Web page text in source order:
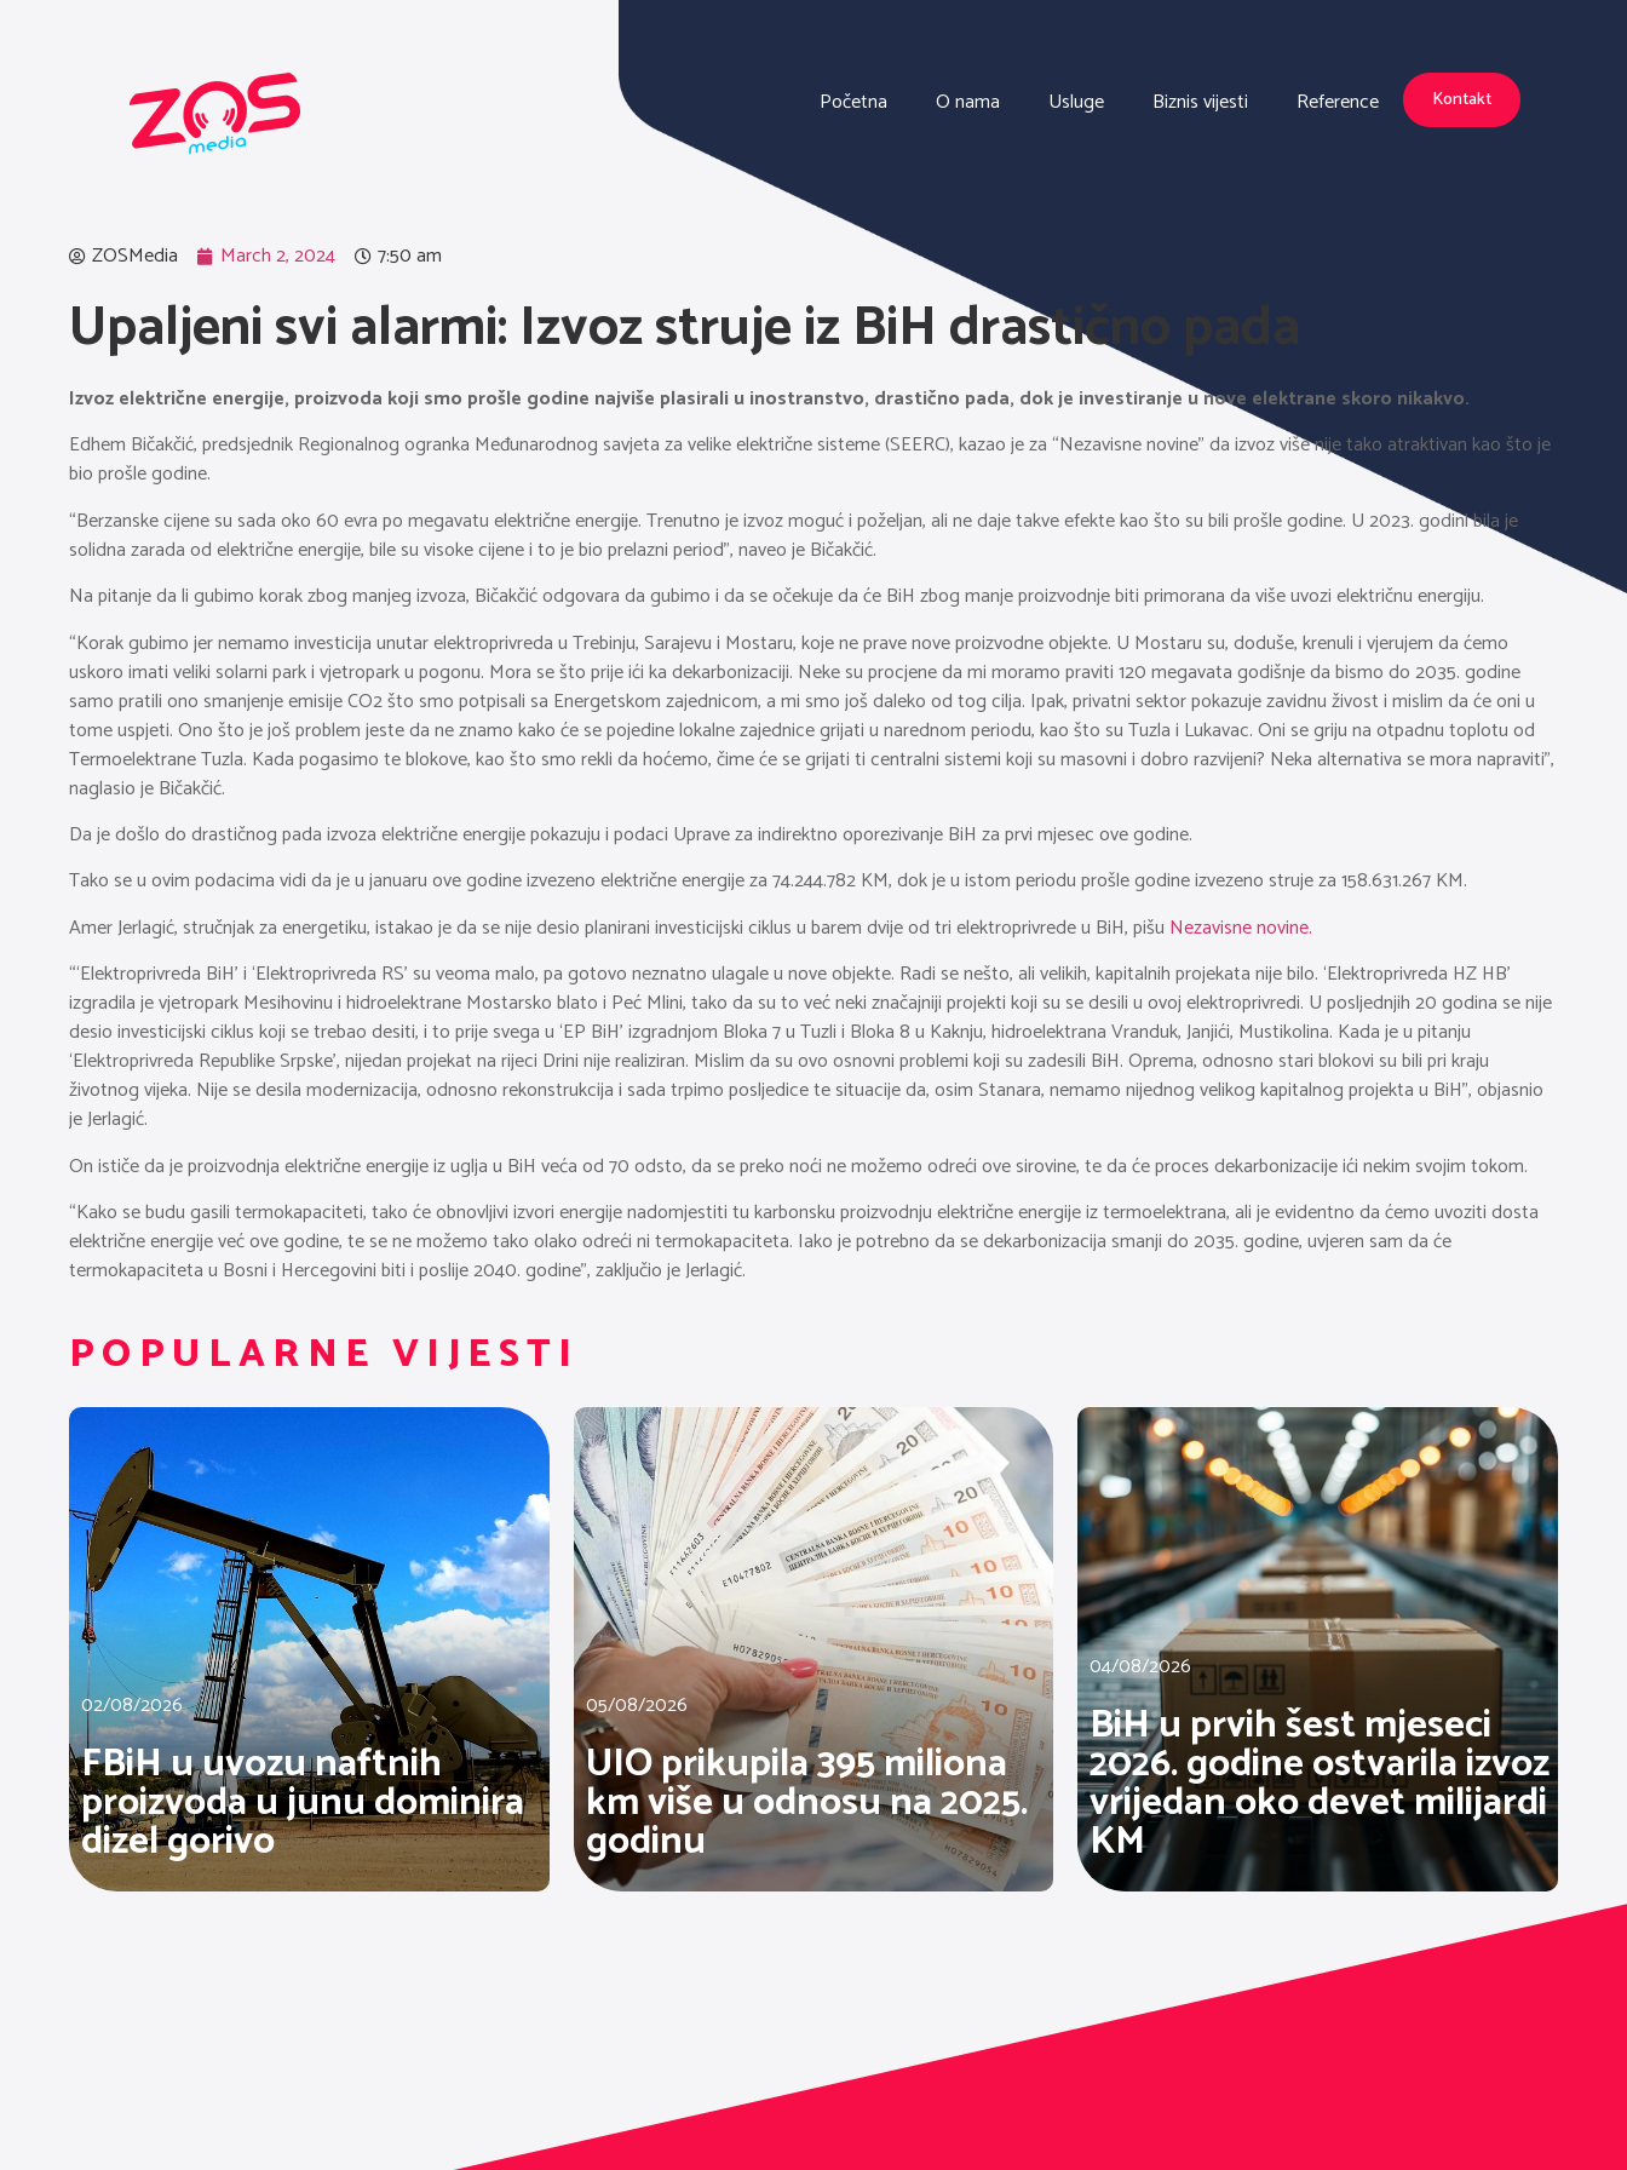
Početna O nama Usluge Biznis vijesti Reference Kontakt
ZOSMedia March 2, 2024 7:50 am
Upaljeni svi alarmi: Izvoz struje iz BiH drastično pada
Izvoz električne energije, proizvoda koji smo prošle godine najviše plasirali u inostranstvo, drastično pada, dok je investiranje u nove elektrane skoro nikakvo.
Edhem Bičakčić, predsjednik Regionalnog ogranka Međunarodnog savjeta za velike električne sisteme (SEERC), kazao je za “Nezavisne novine” da izvoz više nije tako atraktivan kao što je
bio prošle godine.
“Berzanske cijene su sada oko 60 evra po megavatu električne energije. Trenutno je izvoz moguć i poželjan, ali ne daje takve efekte kao što su bili prošle godine. U 2023. godini bila je
solidna zarada od električne energije, bile su visoke cijene i to je bio prelazni period”, naveo je Bičakčić.
Na pitanje da li gubimo korak zbog manjeg izvoza, Bičakčić odgovara da gubimo i da se očekuje da će BiH zbog manje proizvodnje biti primorana da više uvozi električnu energiju.
“Korak gubimo jer nemamo investicija unutar elektroprivreda u Trebinju, Sarajevu i Mostaru, koje ne prave nove proizvodne objekte. U Mostaru su, doduše, krenuli i vjerujem da ćemo
uskoro imati veliki solarni park i vjetropark u pogonu. Mora se što prije ići ka dekarbonizaciji. Neke su procjene da mi moramo praviti 120 megavata godišnje da bismo do 2035. godine
samo pratili ono smanjenje emisije CO2 što smo potpisali sa Energetskom zajednicom, a mi smo još daleko od tog cilja. Ipak, privatni sektor pokazuje zavidnu živost i mislim da će oni u
tome uspjeti. Ono što je još problem jeste da ne znamo kako će se pojedine lokalne zajednice grijati u narednom periodu, kao što su Tuzla i Lukavac. Oni se griju na otpadnu toplotu od
Termoelektrane Tuzla. Kada pogasimo te blokove, kao što smo rekli da hoćemo, čime će se grijati ti centralni sistemi koji su masovni i dobro razvijeni? Neka alternativa se mora napraviti”,
naglasio je Bičakčić.
Da je došlo do drastičnog pada izvoza električne energije pokazuju i podaci Uprave za indirektno oporezivanje BiH za prvi mjesec ove godine.
Tako se u ovim podacima vidi da je u januaru ove godine izvezeno električne energije za 74.244.782 KM, dok je u istom periodu prošle godine izvezeno struje za 158.631.267 KM.
Amer Jerlagić, stručnjak za energetiku, istakao je da se nije desio planirani investicijski ciklus u barem dvije od tri elektroprivrede u BiH, pišu Nezavisne novine.
“‘Elektroprivreda BiH’ i ‘Elektroprivreda RS’ su veoma malo, pa gotovo neznatno ulagale u nove objekte. Radi se nešto, ali velikih, kapitalnih projekata nije bilo. ‘Elektroprivreda HZ HB’
izgradila je vjetropark Mesihovinu i hidroelektrane Mostarsko blato i Peć Mlini, tako da su to već neki značajniji projekti koji su se desili u ovoj elektroprivredi. U posljednjih 20 godina se nije
desio investicijski ciklus koji se trebao desiti, i to prije svega u ‘EP BiH’ izgradnjom Bloka 7 u Tuzli i Bloka 8 u Kaknju, hidroelektrana Vranduk, Janjići, Mustikolina. Kada je u pitanju
‘Elektroprivreda Republike Srpske’, nijedan projekat na rijeci Drini nije realiziran. Mislim da su ovo osnovni problemi koji su zadesili BiH. Oprema, odnosno stari blokovi su bili pri kraju
životnog vijeka. Nije se desila modernizacija, odnosno rekonstrukcija i sada trpimo posljedice te situacije da, osim Stanara, nemamo nijednog velikog kapitalnog projekta u BiH”, objasnio
je Jerlagić.
On ističe da je proizvodnja električne energije iz uglja u BiH veća od 70 odsto, da se preko noći ne možemo odreći ove sirovine, te da će proces dekarbonizacije ići nekim svojim tokom.
“Kako se budu gasili termokapaciteti, tako će obnovljivi izvori energije nadomjestiti tu karbonsku proizvodnju električne energije iz termoelektrana, ali je evidentno da ćemo uvoziti dosta
električne energije već ove godine, te se ne možemo tako olako odreći ni termokapaciteta. Iako je potrebno da se dekarbonizacija smanji do 2035. godine, uvjeren sam da će
termokapaciteta u Bosni i Hercegovini biti i poslije 2040. godine”, zaključio je Jerlagić.
POPULARNE VIJESTI
02/08/2026
FBiH u uvozu naftnih
proizvoda u junu dominira
dizel gorivo
05/08/2026
UIO prikupila 395 miliona
km više u odnosu na 2025.
godinu
04/08/2026
BiH u prvih šest mjeseci
2026. godine ostvarila izvoz
vrijedan oko devet milijardi
KM